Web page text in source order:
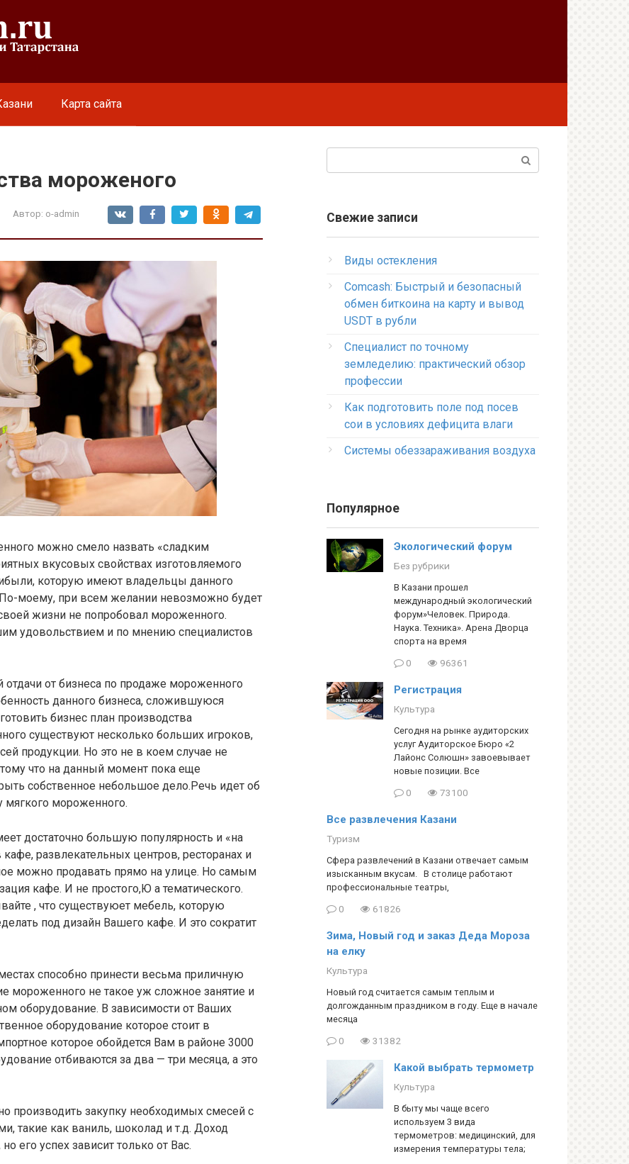
Карта сайта
мороженого
Автор: o-admin
можно смело назвать «сладким
вкусовых свойствах изготовляемого
которую имеют владельцы данного
моему, при всем желании невозможно будет
жизни не попробовал мороженного.
удовольствием и по мнению специалистов
от бизнеса по продаже мороженного
данного бизнеса, сложившуюся
бизнес план производства
существуют несколько больших игроков,
продукции. Но это не в коем случае не
что на данный момент пока еще
собственное небольшое дело.Речь идет об
мягкого мороженного.
достаточно большую популярность и «на
развлекательных центров, ресторанах и
можно продавать прямо на улице. Но самым
кафе. И не простого,Ю а тематического.
, что существуюет мебель, которую
под дизайн Вашего кафе. И это сократит
способно принести весьма приличную
мороженного не такое уж сложное занятие и
оборудование. В зависимости от Ваших
оборудование которое стоит в
которое обойдется Вам в районе 3000
отбиваются за два — три месяца, а это
производить закупку необходимых смесей с
такие как ваниль, шоколад и т.д. Доход
его успех зависит только от Вас.
Свежие записи
Виды остекления
Comcash: Быстрый и безопасный
обмен биткоина на карту и вывод
USDT в рубли
Специалист по точному
земледелию: практический обзор
профессии
Как подготовить поле под посев
сои в условиях дефицита влаги
Системы обеззараживания воздуха
Популярное
Экологический форум
Без рубрики
В Казани прошел
международный экологический
форум»Человек. Природа.
Наука. Техника». Арена Дворца
спорта на время
0 96361
Регистрация
Культура
Сегодня на рынке аудиторских
услуг Аудиторское Бюро «2
Лайонс Солюшн» завоевывает
новые позиции. Все
0 73100
Все развлечения Казани
Туризм
Сфера развлечений в Казани отвечает самым
изысканным вкусам. В столице работают
профессиональные театры,
0 61826
Зима, Новый год и заказ Деда Мороза
на елку
Культура
Новый год считается самым теплым и
долгожданным праздником в году. Еще в начале
месяца
0 31382
Какой выбрать термометр
Культура
В быту мы чаще всего
используем 3 вида
термометров: медицинский, для
измерения температуры тела;